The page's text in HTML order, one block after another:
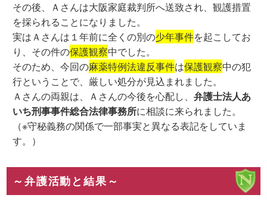
その後、Ａさんは大阪家庭裁判所へ送致され、観護措置
を採られることになりました。
実はＡさんは１年前に全くの別の少年事件を起こしてお
り、その件の保護観察中でした。
そのため、今回の麻薬特例法違反事件は保護観察中の犯
行ということで、厳しい処分が見込まれました。
Ａさんの両親は、Ａさんの今後を心配し、弁護士法人あ
いち刑事事件総合法律事務所に相談に来られました。
（※守秘義務の関係で一部事実と異なる表記をしていま
す。）
～弁護活動と結果～